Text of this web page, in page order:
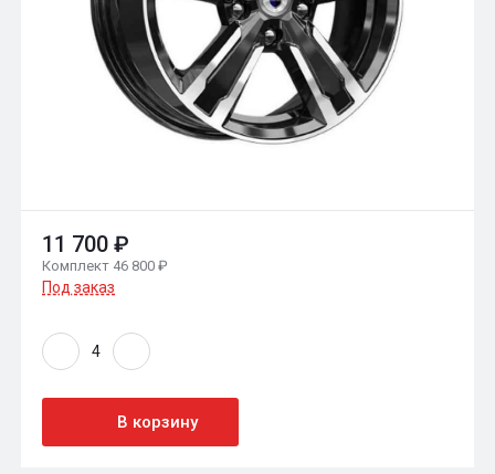
11 700 ₽
Комплект 46 800 ₽
Под заказ
В корзину